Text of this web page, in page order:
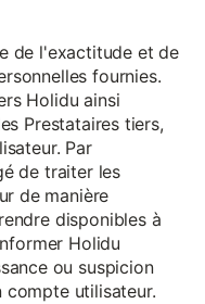
de l'exactitude et de
fournies.
Holidu ainsi
Prestataires tiers,
Par
de traiter les
de manière
disponibles à
Holidu
ou suspicion
utilisateur.